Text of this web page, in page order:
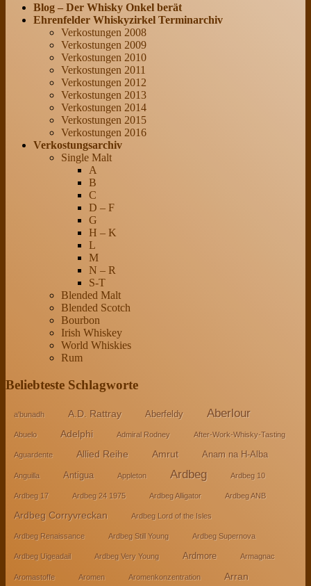
Blog – Der Whisky Onkel berät
Ehrenfelder Whiskyzirkel Terminarchiv
Verkostungen 2008
Verkostungen 2009
Verkostungen 2010
Verkostungen 2011
Verkostungen 2012
Verkostungen 2013
Verkostungen 2014
Verkostungen 2015
Verkostungen 2016
Verkostungsarchiv
Single Malt
A
B
C
D – F
G
H – K
L
M
N – R
S-T
Blended Malt
Blended Scotch
Bourbon
Irish Whiskey
World Whiskies
Rum
Beliebteste Schlagworte
a'bunadh A.D. Rattray Aberfeldy Aberlour
Abuelo Adelphi Admiral Rodney After-Work-Whisky-Tasting
Aguardente Allied Reihe Amrut Anam na H-Alba
Anguilla Antigua Appleton Ardbeg Ardbeg 10
Ardbeg 17 Ardbeg 24 1975 Ardbeg Alligator Ardbeg ANB
Ardbeg Corryvreckan Ardbeg Lord of the Isles
Ardbeg Renaissance Ardbeg Still Young Ardbeg Supernova
Ardbeg Uigeadail Ardbeg Very Young Ardmore Armagnac
Aromastoffe Aromen Aromenkonzentration Arran